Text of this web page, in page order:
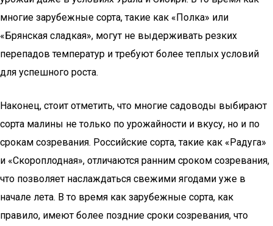
многие зарубежные сорта, такие как «Полка» или
«Брянская сладкая», могут не выдерживать резких
перепадов температур и требуют более теплых условий
для успешного роста.
Наконец, стоит отметить, что многие садоводы выбирают
сорта малины не только по урожайности и вкусу, но и по
срокам созревания. Российские сорта, такие как «Радуга»
и «Скороплодная», отличаются ранним сроком созревания,
что позволяет наслаждаться свежими ягодами уже в
начале лета. В то время как зарубежные сорта, как
правило, имеют более поздние сроки созревания, что